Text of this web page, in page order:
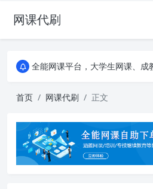
网课代刷
AI论文写作平台，根据真实文献
全能网课平台，大学生网课、成教、培训、继
全能网课平台，大学生网课、成教、培训、继
首页 网课代刷 正文